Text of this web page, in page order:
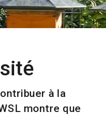
à la
montre que